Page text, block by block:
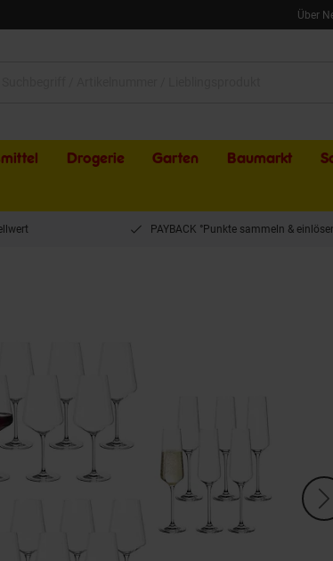
Über
Drogerie Garten Baumarkt
PAYBACK °Punkte sammeln &